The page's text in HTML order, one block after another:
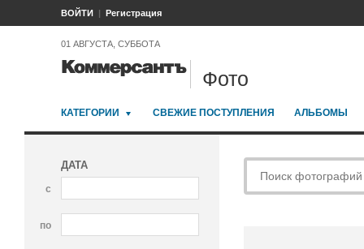
ВОЙТИ Регистрация
01 АВГУСТА, СУББОТА
Фото
КАТЕГОРИИ СВЕЖИЕ ПОСТУПЛЕНИЯ АЛЬБОМЫ
ДАТА
с
по